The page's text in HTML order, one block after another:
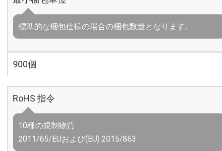
標準的な梱包仕様の場合の梱包数量となります。
900個
RoHS 指令
10種の規制物質
2011/65/EUおよび(EU) 2015/863